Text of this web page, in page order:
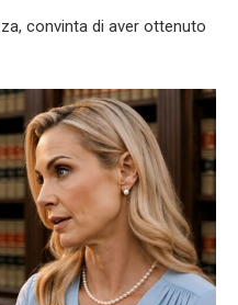
convinta di aver ottenuto